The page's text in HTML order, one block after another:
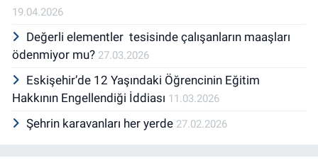
19.04.2026
Değerli elementler tesisinde çalışanların maaşları
ödenmiyor mu? 27.03.2026
Eskişehir’de 12 Yaşındaki Öğrencinin Eğitim
Hakkının Engellendiği İddiası 11.03.2026
Şehrin karavanları her yerde 27.02.2026